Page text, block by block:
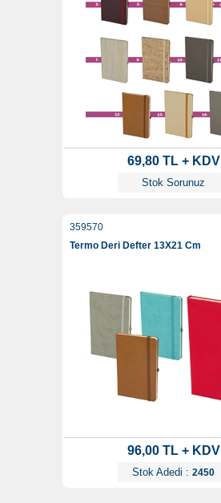
69,80 TL + KDV
Stok Sorunuz
359570
Termo Deri Defter 13X21 Cm
96,00 TL + KDV
Stok Adedi : 2450